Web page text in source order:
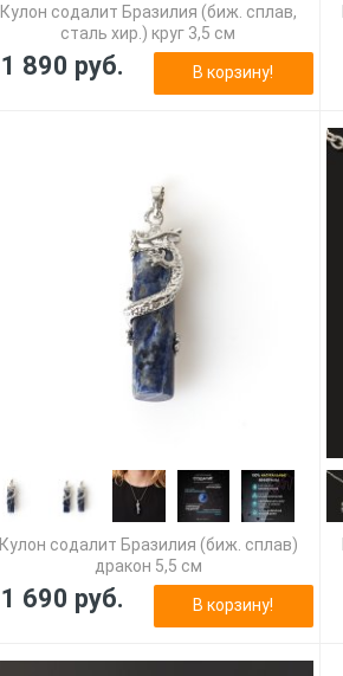
Кулон содалит Бразилия (биж. сплав,
сталь хир.) круг 3,5 см
1 890 руб. В корзину!
Кулон содалит Бразилия (биж. сплав)
дракон 5,5 см
1 690 руб. В корзину!